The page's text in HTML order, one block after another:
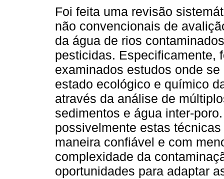
Foi feita uma revisão
não convencionais de
da água de rios
pesticidas. Especificamente,
examinados estudos onde
estado ecológico e químico
através da análise de
sedimentos e água inter-
possivelmente estas
maneira confiável e com
complexidade da
oportunidades para adaptar